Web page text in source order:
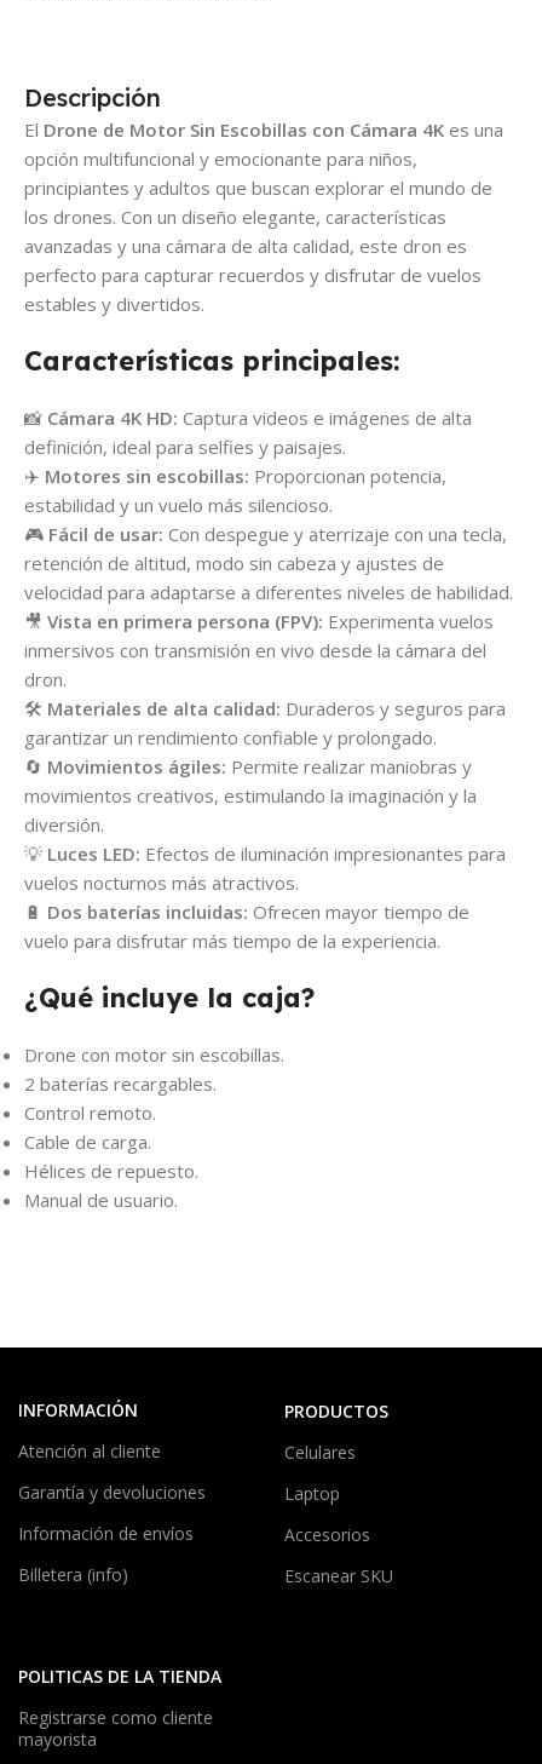
Descripción
El Drone de Motor Sin Escobillas con Cámara 4K es una
opción multifuncional y emocionante para niños,
principiantes y adultos que buscan explorar el mundo de
los drones. Con un diseño elegante, características
avanzadas y una cámara de alta calidad, este dron es
perfecto para capturar recuerdos y disfrutar de vuelos
estables y divertidos.
Características principales:
📸 Cámara 4K HD: Captura videos e imágenes de alta
definición, ideal para selfies y paisajes.
✈️ Motores sin escobillas: Proporcionan potencia,
estabilidad y un vuelo más silencioso.
🎮 Fácil de usar: Con despegue y aterrizaje con una tecla,
retención de altitud, modo sin cabeza y ajustes de
velocidad para adaptarse a diferentes niveles de habilidad.
🎥 Vista en primera persona (FPV): Experimenta vuelos
inmersivos con transmisión en vivo desde la cámara del
dron.
🛠️ Materiales de alta calidad: Duraderos y seguros para
garantizar un rendimiento confiable y prolongado.
🔄 Movimientos ágiles: Permite realizar maniobras y
movimientos creativos, estimulando la imaginación y la
diversión.
💡 Luces LED: Efectos de iluminación impresionantes para
vuelos nocturnos más atractivos.
🔋 Dos baterías incluidas: Ofrecen mayor tiempo de
vuelo para disfrutar más tiempo de la experiencia.
¿Qué incluye la caja?
Drone con motor sin escobillas.
2 baterías recargables.
Control remoto.
Cable de carga.
Hélices de repuesto.
Manual de usuario.
INFORMACIÓN
Atención al cliente
Garantía y devoluciones
Información de envíos
Billetera (info)
PRODUCTOS
Celulares
Laptop
Accesorios
Escanear SKU
POLITICAS DE LA TIENDA
Registrarse como cliente
mayorista